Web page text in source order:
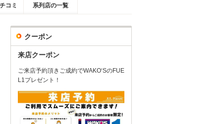
コミ 系列店の一覧
クーポン
来店クーポン
ご来店予約頂きご成約でWAKO‘SのFUE
L1プレゼント！